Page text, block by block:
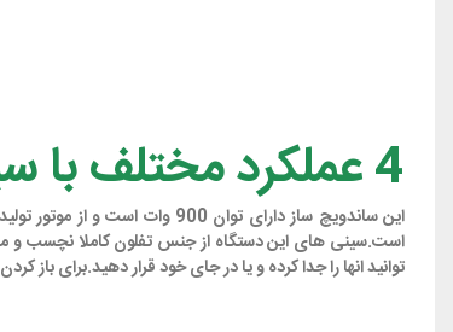
4 عملکرد مختلف با سینی های 4 گانه به راحتی در دسترس شماست
است.سینی های این دستگاه از جنس تفلون کاملا نچسب و
توانید انها را جدا کرده و یا در جای خود قرار دهید.برای